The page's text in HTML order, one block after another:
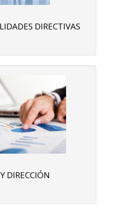
DIRECTIVAS
DIRECCIÓN